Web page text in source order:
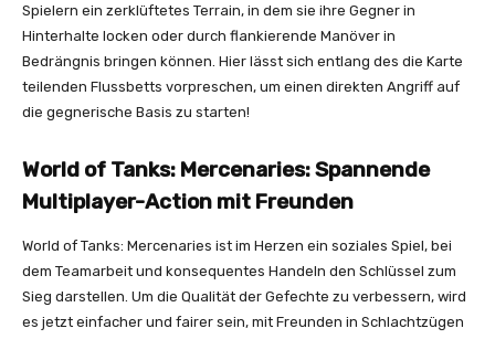
Spielern ein zerklüftetes Terrain, in dem sie ihre Gegner in
Hinterhalte locken oder durch flankierende Manöver in
Bedrängnis bringen können. Hier lässt sich entlang des die Karte
teilenden Flussbetts vorpreschen, um einen direkten Angriff auf
die gegnerische Basis zu starten!
World of Tanks: Mercenaries: Spannende
Multiplayer-Action mit Freunden
World of Tanks: Mercenaries ist im Herzen ein soziales Spiel, bei
dem Teamarbeit und konsequentes Handeln den Schlüssel zum
Sieg darstellen. Um die Qualität der Gefechte zu verbessern, wird
es jetzt einfacher und fairer sein, mit Freunden in Schlachtzügen